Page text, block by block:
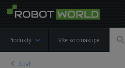
Produkty Všetko o nákupe
Späť